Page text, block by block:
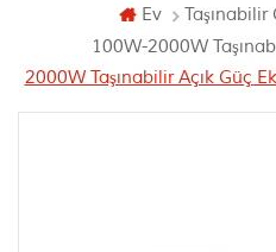
Ev
100W-2000W
2000W Taşınabilir Açık Güç